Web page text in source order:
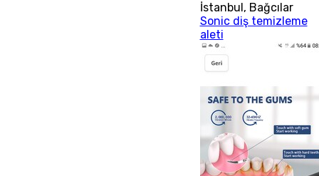
İstanbul , Bağcılar
Sonic diş temizleme
aleti